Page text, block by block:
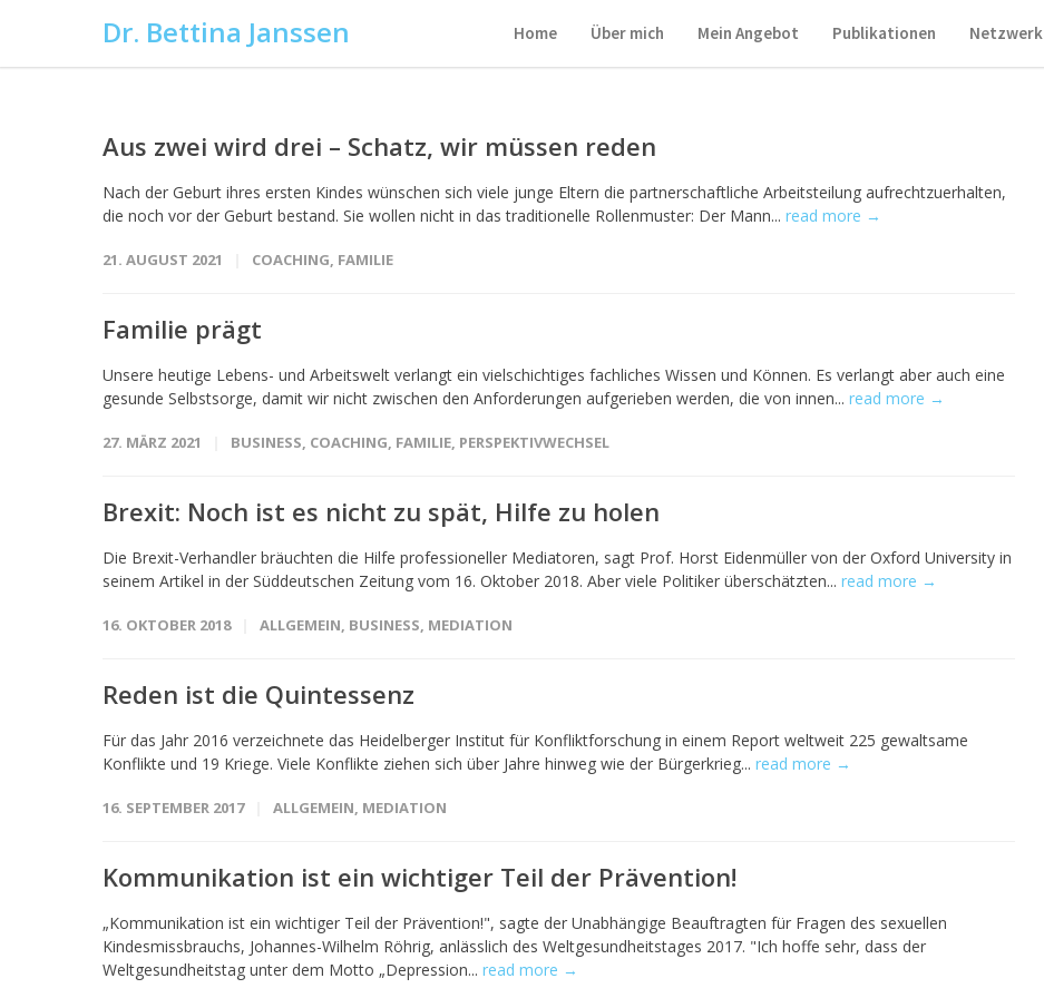
Dr. Bettina Janssen Home Über mich Mein Angebot Publikationen Netzwerk
Aus zwei wird drei – Schatz, wir müssen reden
Nach der Geburt ihres ersten Kindes wünschen sich viele junge Eltern die partnerschaftliche Arbeitsteilung aufrechtzuerhalten,
die noch vor der Geburt bestand. Sie wollen nicht in das traditionelle Rollenmuster: Der Mann... read more →
21. AUGUST 2021 COACHING, FAMILIE
Familie prägt
Unsere heutige Lebens- und Arbeitswelt verlangt ein vielschichtiges fachliches Wissen und Können. Es verlangt aber auch eine
gesunde Selbstsorge, damit wir nicht zwischen den Anforderungen aufgerieben werden, die von innen... read more →
27. MÄRZ 2021 BUSINESS, COACHING, FAMILIE, PERSPEKTIVWECHSEL
Brexit: Noch ist es nicht zu spät, Hilfe zu holen
Die Brexit-Verhandler bräuchten die Hilfe professioneller Mediatoren, sagt Prof. Horst Eidenmüller von der Oxford University in
seinem Artikel in der Süddeutschen Zeitung vom 16. Oktober 2018. Aber viele Politiker überschätzten... read more →
16. OKTOBER 2018 ALLGEMEIN, BUSINESS, MEDIATION
Reden ist die Quintessenz
Für das Jahr 2016 verzeichnete das Heidelberger Institut für Konfliktforschung in einem Report weltweit 225 gewaltsame
Konflikte und 19 Kriege. Viele Konflikte ziehen sich über Jahre hinweg wie der Bürgerkrieg... read more →
16. SEPTEMBER 2017 ALLGEMEIN, MEDIATION
Kommunikation ist ein wichtiger Teil der Prävention!
„Kommunikation ist ein wichtiger Teil der Prävention!", sagte der Unabhängige Beauftragten für Fragen des sexuellen
Kindesmissbrauchs, Johannes-Wilhelm Röhrig, anlässlich des Weltgesundheitstages 2017. "Ich hoffe sehr, dass der
Weltgesundheitstag unter dem Motto „Depression... read more →